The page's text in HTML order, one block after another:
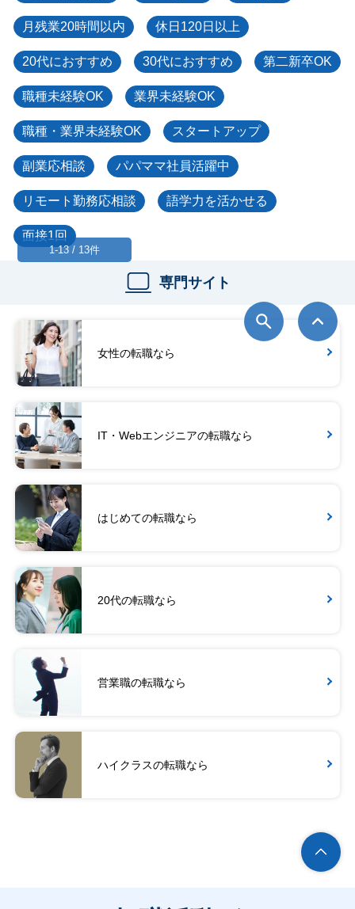
月残業20時間以内 休日120日以上
20代におすすめ 30代におすすめ 第二新卒OK
職種未経験OK 業界未経験OK
職種・業界未経験OK スタートアップ
副業応相談 パパママ社員活躍中
リモート勤務応相談 語学力を活かせる
面接1回
専門サイト
女性の転職なら
IT・Webエンジニアの転職なら
はじめての転職なら
20代の転職なら
営業職の転職なら
ハイクラスの転職なら
1-13 / 13件